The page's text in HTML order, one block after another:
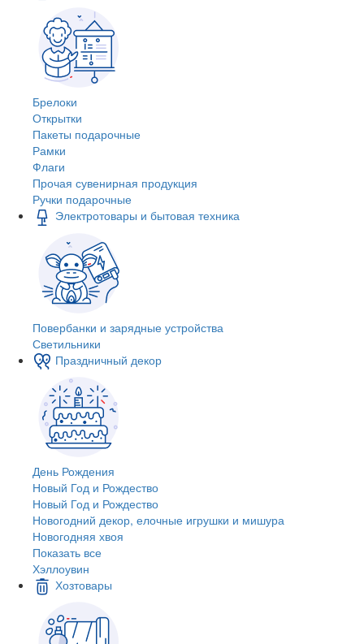
Брелоки
Открытки
Пакеты подарочные
Рамки
Флаги
Прочая сувенирная продукция
Ручки подарочные
Электротовары и бытовая техника
Повербанки и зарядные устройства
Светильники
Праздничный декор
День Рождения
Новый Год и Рождество
Новый Год и Рождество
Новогодний декор, елочные игрушки и мишура
Новогодняя хвоя
Показать все
Хэллоувин
Хозтовары